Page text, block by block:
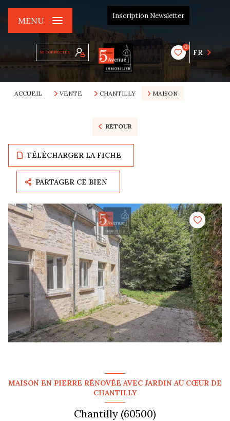
SE CONNECTER
Inscription Newsletter
0
FR
MENU
ACCUEIL VENTE CHANTILLY MAISON
RETOUR
TÉLÉCHARGER LA FICHE
PARTAGER CE BIEN
MAISON EN PIERRE RÉNOVÉE AVEC JARDIN AU CŒUR DE
CHANTILLY
Chantilly (60500)